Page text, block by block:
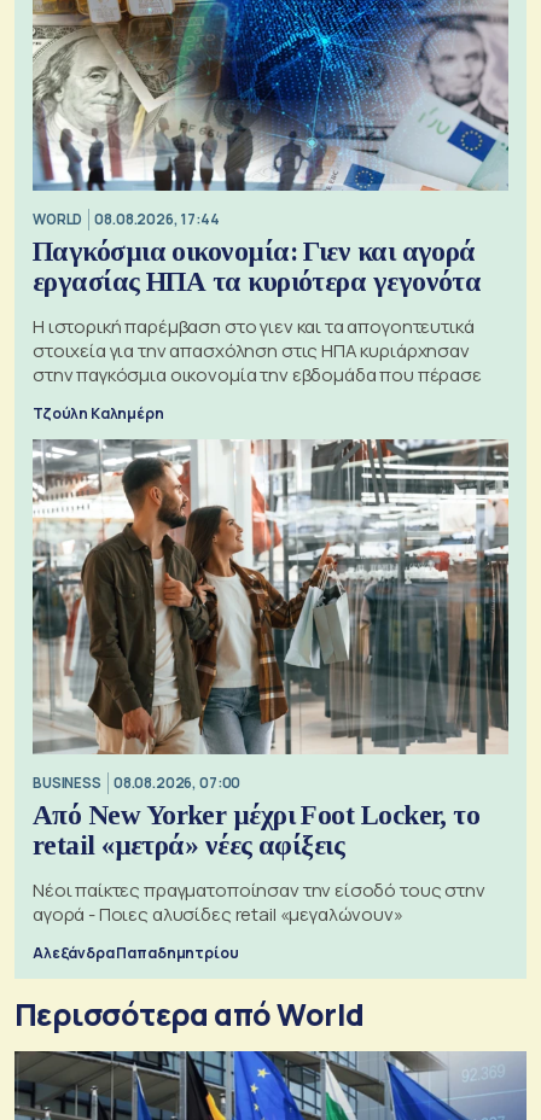
WORLD 08.08.2026, 17:44
Παγκόσμια οικονομία: Γιεν και αγορά
εργασίας ΗΠΑ τα κυριότερα γεγονότα
Η ιστορική παρέμβαση στο γιεν και τα απογοητευτικά
στοιχεία για την απασχόληση στις ΗΠΑ κυριάρχησαν
στην παγκόσμια οικονομία την εβδομάδα που πέρασε
Τζούλη Καλημέρη
BUSINESS 08.08.2026, 07:00
Από New Yorker μέχρι Foot Locker, το
retail «μετρά» νέες αφίξεις
Νέοι παίκτες πραγματοποίησαν την είσοδό τους στην
αγορά - Ποιες αλυσίδες retail «μεγαλώνουν»
Αλεξάνδρα Παπαδημητρίου
Περισσότερα από World